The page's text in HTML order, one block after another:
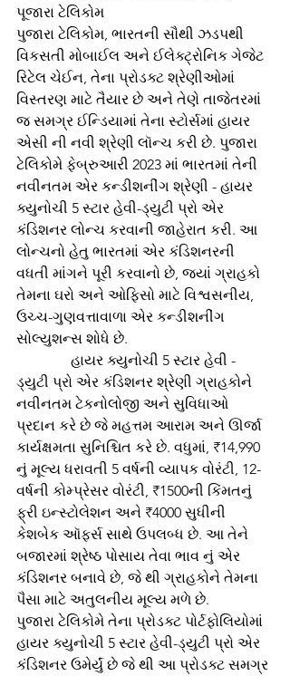
પૂજારા ટેલિકોમ
પુજારા ટેલિકોમ, ભારતની સૌથી ઝડપથી
વિકસતી મોબાઈલ અને ઈલેક્ટ્રોનિક ગેજેટ
રિટેલ ચેઈન, તેના પ્રોડક્ટ શ્રેણીઓમાં
વિસ્તરણ માટે તૈયાર છે અને તેણે તાજેતરમાં
જ સમગ્ર ઈન્ડિયામાં તેના સ્ટોર્સમાં હાયર
એસી ની નવી શ્રેણી લૉન્ચ કરી છે. પુજારા
ટેલિકોમે ફેબ્રુઆરી 2023 માં ભારતમાં તેની
નવીનતમ એર કન્ડીશનીંગ શ્રેણી - હાયર
ક્યુનોચી 5 સ્ટાર હેવી-ડ્યુટી પ્રો એર
કંડિશનર લોન્ચ કરવાની જાહેરાત કરી. આ
લોન્ચનો હેતુ ભારતમાં એર કંડિશનરની
વધતી માંગને પૂરી કરવાનો છે, જ્યાં ગ્રાહકો
તેમના ઘરો અને ઓફિસો માટે વિશ્વસનીય,
ઉચ્ચ-ગુણવત્તાવાળા એર કન્ડીશનીંગ
સોલ્યુશન્સ શોધે છે.
ડ્યુટી પ્રો એર કંડિશનર શ્રેણી ગ્રાહકોને
નવીનતમ ટેકનોલોજી અને સુવિધાઓ
પ્રદાન કરે છે જે મહત્તમ આરામ અને ઊર્જા
કાર્યક્ષમતા સુનિશ્ચિત કરે છે. વધુમાં, ₹14,990
નું મૂલ્ય ધરાવતી 5 વર્ષની વ્યાપક વોરંટી, 12-
વર્ષની કોમ્પ્રેસર વોરંટી, ₹1500ની કિંમતનું
ફ્રી ઇન્સ્ટોલેશન અને ₹4000 સુધીની
કેશબેક ઑફર્સ સાથે ઉપલબ્ધ છે. આ તેને
બજારમાં શ્રેષ્ઠ પોસાય તેવા ભાવ નું એર
કંડિશનર બનાવે છે, જે થી ગ્રાહકોને તેમના
પૈસા માટે અતુલનીય મૂલ્ય મળે છે.
પુજારા ટેલિકોમે તેના પ્રોડક્ટ પોર્ટફોલિયોમાં
હાયર ક્યુનોચી 5 સ્ટાર હેવી-ડ્યુટી પ્રો એર
કંડિશનર ઉમેર્યું છે જે થી આ પ્રોડક્ટ સમગ્ર